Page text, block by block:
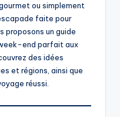
ou simplement
faite pour
proposons un guide
end parfait aux
des idées
et régions, ainsi que
réussi.